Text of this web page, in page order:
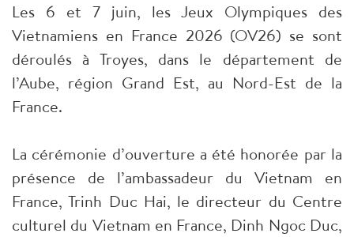
Les 6 et 7 juin, les Jeux Olympiques des
Vietnamiens en France 2026 (OV26) se sont
déroulés à Troyes, dans le département de
l’Aube, région Grand Est, au Nord-Est de la
France.
La cérémonie d’ouverture a été honorée par la
présence de l’ambassadeur du Vietnam en
France, Trinh Duc Hai, le directeur du Centre
culturel du Vietnam en France, Dinh Ngoc Duc,